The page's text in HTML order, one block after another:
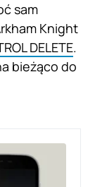
sam
Knight
DELETE.
bieżąco do